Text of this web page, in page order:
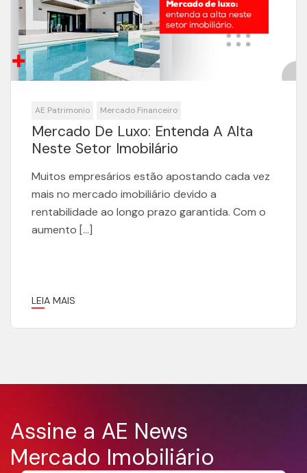
AE Patrimonio Mercado Financeiro
Mercado De Luxo: Entenda A Alta
Neste Setor Imobilário
Muitos empresários estão apostando cada vez
mais no mercado imobiliário devido a
rentabilidade ao longo prazo garantida. Com o
aumento […]
LEIA MAIS
Assine a AE News
Mercado Imobiliário